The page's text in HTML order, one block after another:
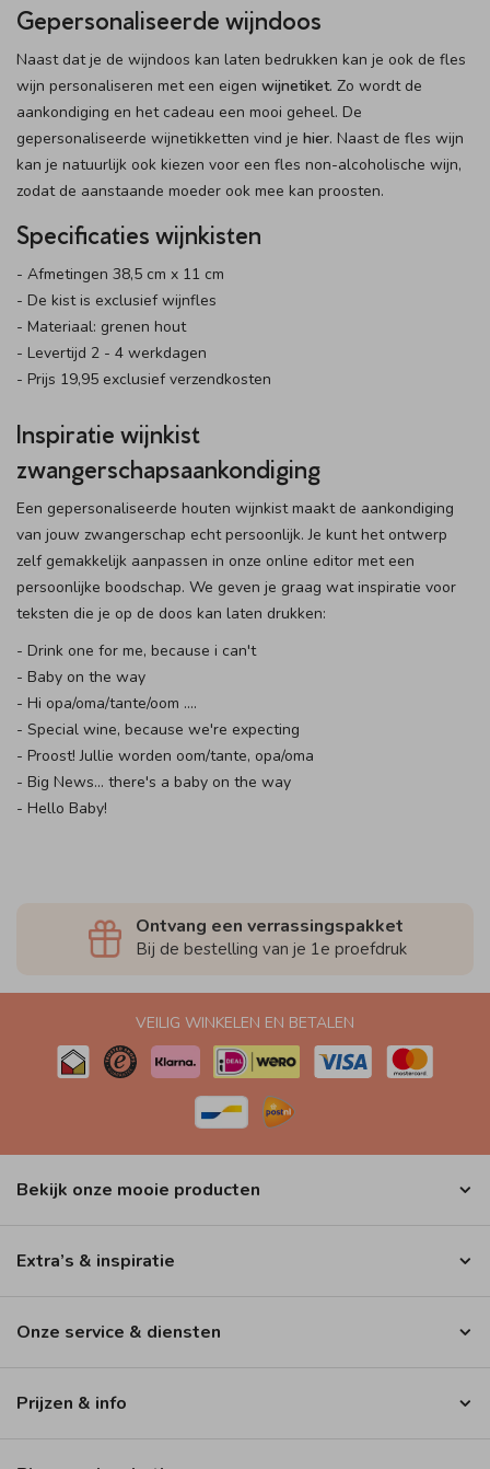
Gepersonaliseerde wijndoos
Naast dat je de wijndoos kan laten bedrukken kan je ook de fles
wijn personaliseren met een eigen wijnetiket. Zo wordt de
aankondiging en het cadeau een mooi geheel. De
gepersonaliseerde wijnetikketten vind je hier. Naast de fles wijn
kan je natuurlijk ook kiezen voor een fles non-alcoholische wijn,
zodat de aanstaande moeder ook mee kan proosten.
Specificaties wijnkisten
- Afmetingen 38,5 cm x 11 cm
- De kist is exclusief wijnfles
- Materiaal: grenen hout
- Levertijd 2 - 4 werkdagen
- Prijs 19,95 exclusief verzendkosten
Inspiratie wijnkist
zwangerschapsaankondiging
Een gepersonaliseerde houten wijnkist maakt de aankondiging
van jouw zwangerschap echt persoonlijk. Je kunt het ontwerp
zelf gemakkelijk aanpassen in onze online editor met een
persoonlijke boodschap. We geven je graag wat inspiratie voor
teksten die je op de doos kan laten drukken:
- Drink one for me, because i can't
- Baby on the way
- Hi opa/oma/tante/oom ....
- Special wine, because we're expecting
- Proost! Jullie worden oom/tante, opa/oma
- Big News... there's a baby on the way
- Hello Baby!
Ontvang een verrassingspakket
Bij de bestelling van je 1e proefdruk
VEILIG WINKELEN EN BETALEN
Bekijk onze mooie producten
Extra’s & inspiratie
Onze service & diensten
Prijzen & info